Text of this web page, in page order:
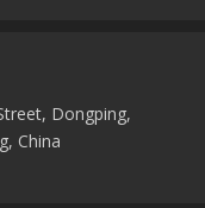
Dongping,
China